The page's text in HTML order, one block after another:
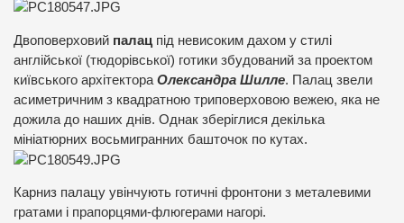
Двоповерховий палац під невисоким дахом у стилі
англійської (тюдорівської) готики збудований за проектом
київського архітектора Олександра Шилле. Палац звели
асиметричним з квадратною триповерховою вежею, яка не
дожила до наших днів. Однак зберіглися декілька
мініатюрних восьмигранних башточок по кутах.
Карниз палацу увінчують готичні фронтони з металевими
гратами і прапорцями-флюгерами нагорі.